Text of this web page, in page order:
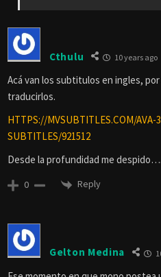
Cthulu 10 years ago
Acá van los subtitulos en ingles,
traducirlos.
HTTPS://MVSUBTITLES.COM/AVA-
SUBTITLES/921512
Desde la profundidad me despido….
0 Reply
Gelton Medina